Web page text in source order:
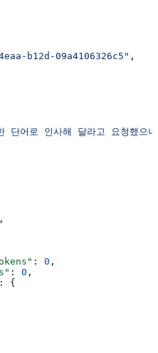
b12d-09a4106326c5" ,
단어로 인사해 달라고 요청했으
,
: 0 ,
: 0 ,
: {